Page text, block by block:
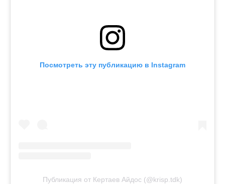
Посмотреть эту публикацию в Instagram
Публикация от Кертаев Айдос (@krisp.tdk)